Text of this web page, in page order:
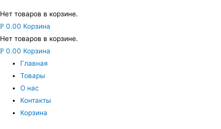
Нет товаров в корзине.
Р 0.00 Корзина
Нет товаров в корзине.
Р 0.00 Корзина
Главная
Товары
О нас
Контакты
Корзина